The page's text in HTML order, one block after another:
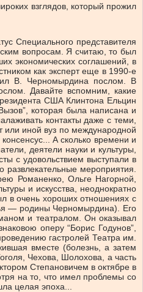
взглядов, который прожил
Специального представителя
вопросам. Я считаю, то был
экономических соглашений, в
как эксперт еще в 1990-е
В. Черномырдина послом. В
Давайте вспомним, какие
США Клинтона Ельцин
которая была написана и
контакты даже с теми,
или иной вуз по международной
А сколько времени и
деятели науки и культуры,
с удовольствием выступали в
мероприятия.
Романенко, Ольге Нагорной,
и искусства, неоднократно
в очень хороших отношениях с
— родины Черномырдина). Его
и театралом. Он оказывал
оперу “Борис Годунов”,
гастролей Театра им.
вместе (болезнь, а затем
Чехова, Шолохова, а часть
Степановичем в октябре в
на то, что имел проблемы со
целая эпоха...